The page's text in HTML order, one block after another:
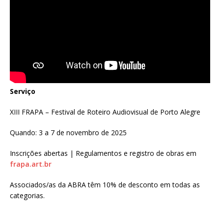
Serviço
XIII FRAPA – Festival de Roteiro Audiovisual de Porto Alegre
Quando: 3 a 7 de novembro de 2025
Inscrições abertas | Regulamentos e registro de obras em
frapa.art.br
Associados/as da ABRA têm 10% de desconto em todas as
categorias.